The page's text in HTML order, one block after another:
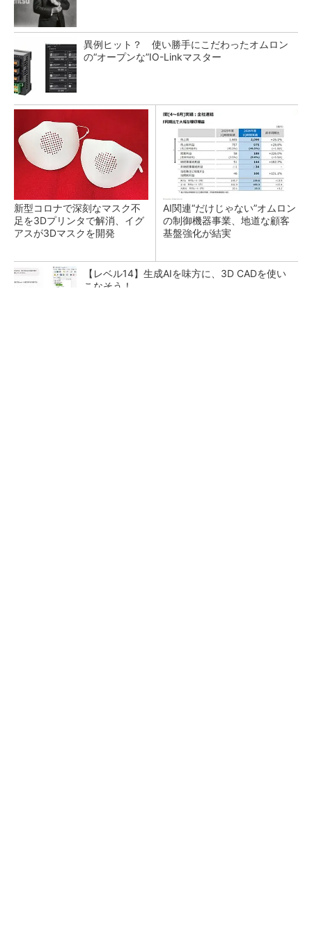
異例ヒット？ 使い勝手にこだわったオムロン
の“オープンな”IO-Linkマスター
新型コロナで深刻なマスク不
足を3Dプリンタで解消、イグ
アスが3Dマスクを開発
AI関連“だけじゃない”オムロン
の制御機器事業、地道な顧客
基盤強化が結実
【レベル14】生成AIを味方に、3D CADを使い
こなそう！